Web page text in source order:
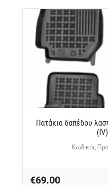
Πατάκια δαπέδου
Κωδικός
€69.00